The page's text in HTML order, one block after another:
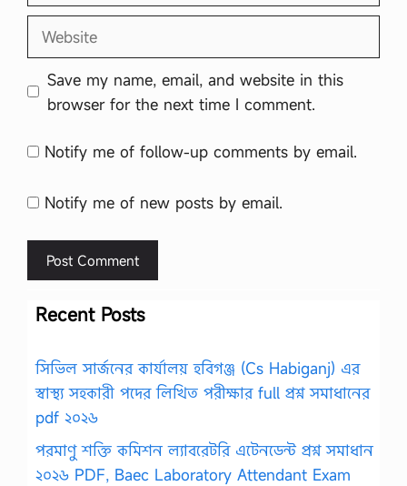
Website
Save my name, email, and website in this
browser for the next time I comment.
Notify me of follow-up comments by email.
Notify me of new posts by email.
Recent Posts
সিভিল সার্জনের কার্যালয় হবিগঞ্জ (Cs Habiganj) এর
স্বাস্থ্য সহকারী পদের লিখিত পরীক্ষার full প্রশ্ন সমাধানের
pdf ২০২৬
পরমাণু শক্তি কমিশন ল্যাবরেটরি এটেনডেন্ট প্রশ্ন সমাধান
২০২৬ PDF, Baec Laboratory Attendant Exam